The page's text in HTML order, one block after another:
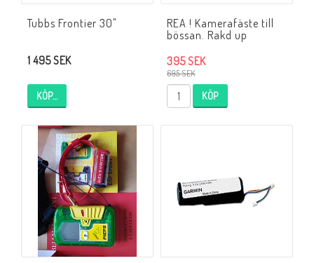
Tubbs Frontier 30"
1 495 SEK
KÖP…
REA ! Kamerafäste till
bössan. Rakd up
695 SEK
395 SEK
KÖP